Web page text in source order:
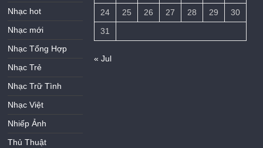
Nhạc hot
Nhạc mới
Nhạc Tổng Hợp
Nhạc Trẻ
Nhạc Trữ Tình
Nhạc Việt
Nhiếp Ảnh
Thủ Thuật
24
25 26 27 28 29
30
31
« Jul